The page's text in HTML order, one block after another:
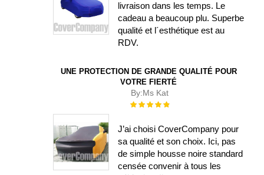
livraison dans les temps. Le
cadeau a beaucoup plu. Superbe
qualité et l´esthétique est au
RDV.
UNE PROTECTION DE GRANDE QUALITÉ POUR
VOTRE FIERTÉ
By:Ms Kat
Évaluation :
J’ai choisi CoverCompany pour
sa qualité et son choix. Ici, pas
de simple housse noire standard
censée convenir à tous les